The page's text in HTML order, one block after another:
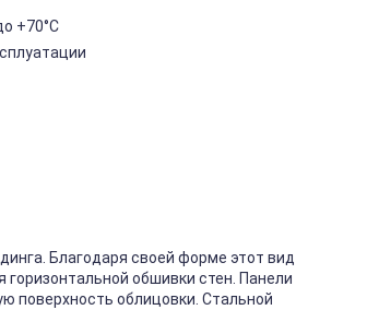
+70°C
Благодаря своей форме этот вид
обшивки стен. Панели
поверхность облицовки. Стальной